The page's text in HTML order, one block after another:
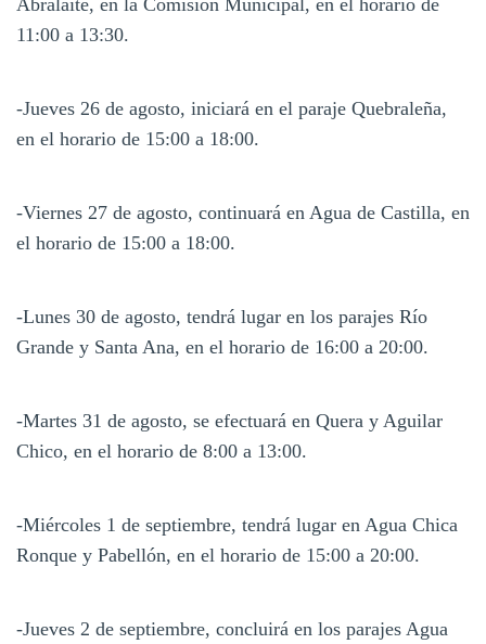
11:00 a 13:30.
-Jueves 26 de agosto, iniciará en el paraje Quebraleña,
en el horario de 15:00 a 18:00.
-Viernes 27 de agosto, continuará en Agua de Castilla, en
el horario de 15:00 a 18:00.
-Lunes 30 de agosto, tendrá lugar en los parajes Río
Grande y Santa Ana, en el horario de 16:00 a 20:00.
-Martes 31 de agosto, se efectuará en Quera y Aguilar
Chico, en el horario de 8:00 a 13:00.
-Miércoles 1 de septiembre, tendrá lugar en Agua Chica
Ronque y Pabellón, en el horario de 15:00 a 20:00.
-Jueves 2 de septiembre, concluirá en los parajes Agua